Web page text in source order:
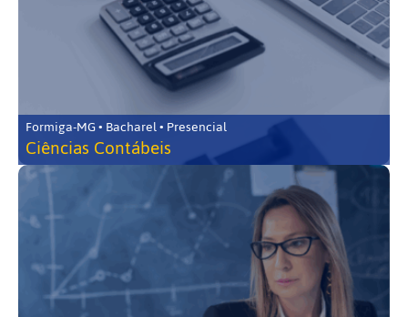
Formiga-MG • Bacharel • Presencial
Ciências Contábeis